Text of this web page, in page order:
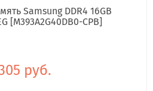
Samsung DDR4 16GB
[M393A2G40DB0-CPB]
руб.